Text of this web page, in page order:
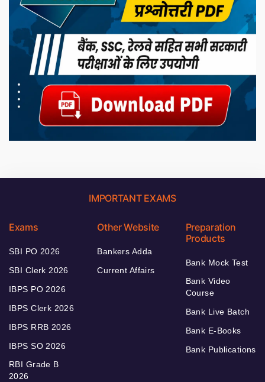
IMPORTANT EXAMS
Exams
SBI PO 2026
SBI Clerk 2026
IBPS PO 2026
IBPS Clerk 2026
IBPS RRB 2026
IBPS SO 2026
RBI Grade B
2026
Other Website
Bankers Adda
Current Affairs
Preparation
Products
Bank Mock Test
Bank Video
Course
Bank Live Batch
Bank E-Books
Bank Publications